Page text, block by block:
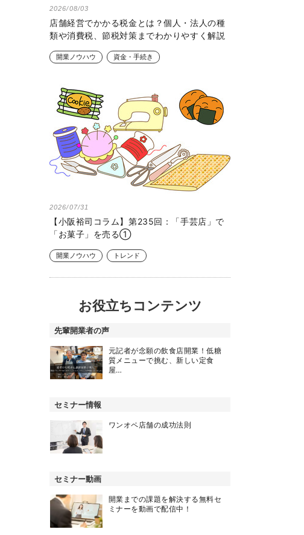
2026/08/03
店舗経営でかかる税金とは？個人・法人の種
類や消費税、節税対策までわかりやすく解説
開業ノウハウ 資金・手続き
2026/07/31
【小阪裕司コラム】第235回：「手芸店」で
「お菓子」を売る①
開業ノウハウ トレンド
お役立ちコンテンツ
先輩開業者の声
元記者が念願の飲食店開業！低糖
質メニューで挑む、新しい定食
屋…
セミナー情報
ワンオペ店舗の成功法則
セミナー動画
開業までの課題を解決する無料セ
ミナーを動画で配信中！